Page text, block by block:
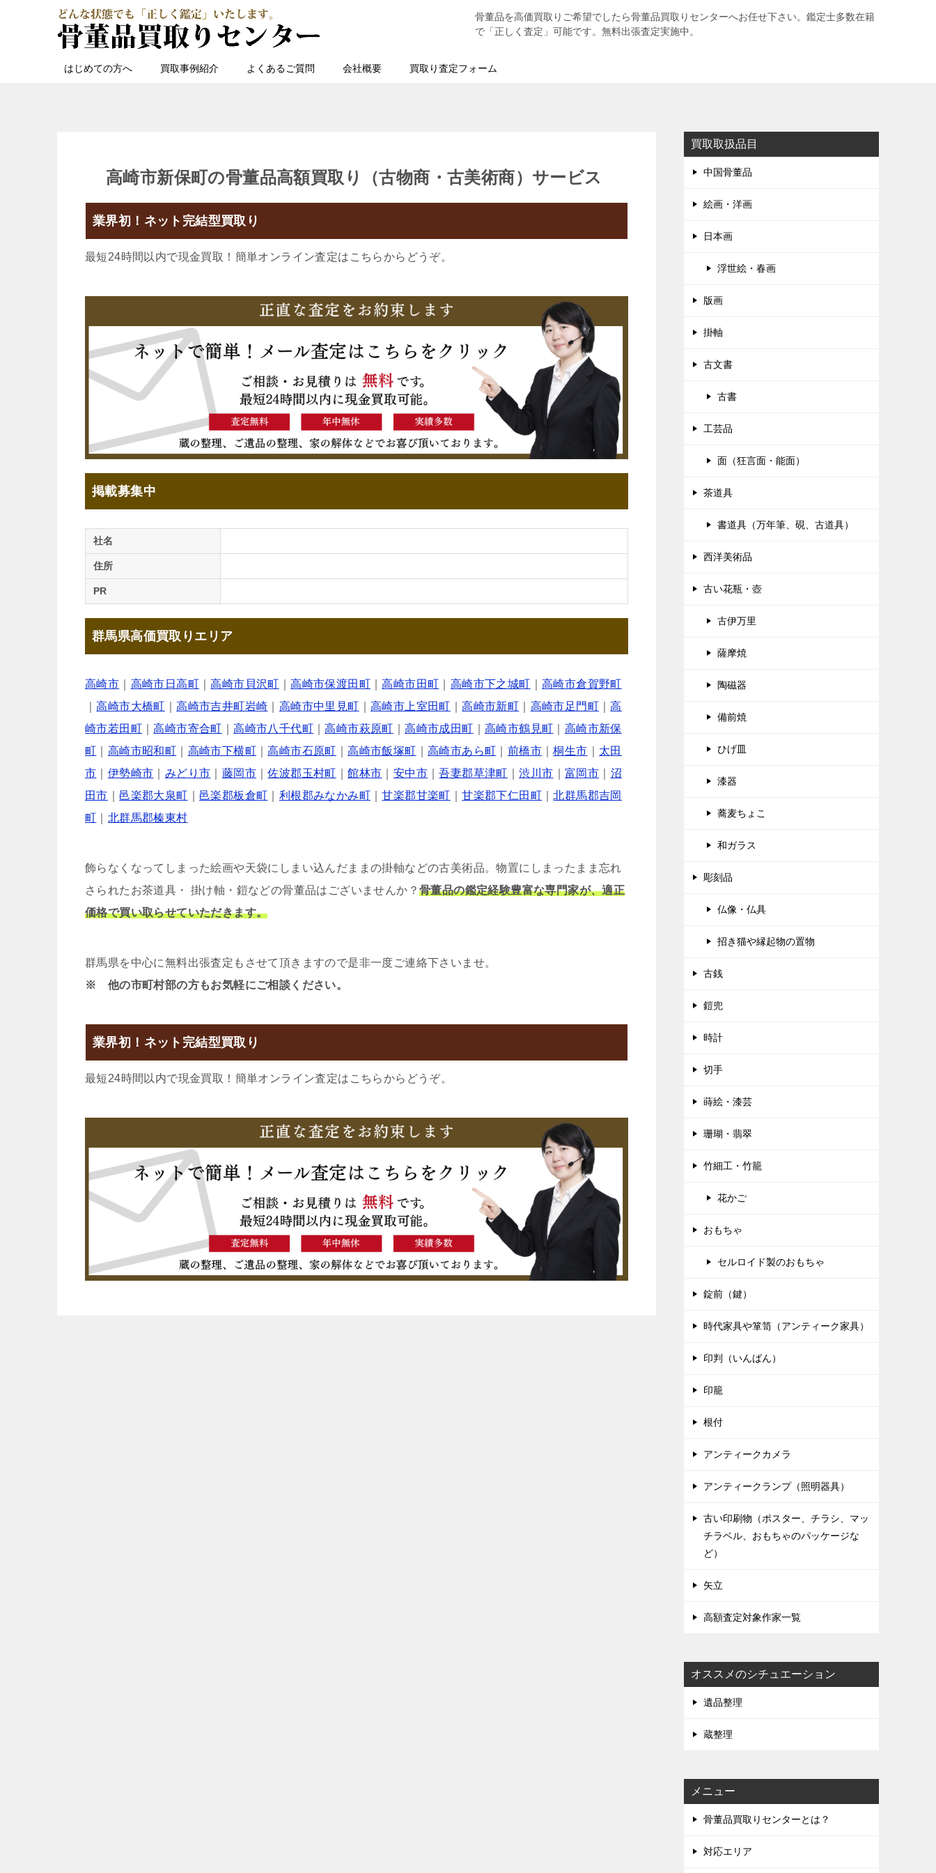
骨董品を高価買取りご希望でしたら骨董品買取りセンターへお任せ下さい。鑑定士多数在籍
で「正しく査定」可能です。無料出張査定実施中。
はじめての方へ 買取事例紹介 よくあるご質問 会社概要 買取り査定フォーム
高崎市新保町の骨董品高額買取り（古物商・古美術商）サービス
業界初！ネット完結型買取り
最短24時間以内で現金買取！簡単オンライン査定はこちらからどうぞ。
掲載募集中
社名
住所
PR
群馬県高価買取りエリア
高崎市 高崎市日高町 ｜高崎市貝沢町 ｜高崎市保渡田町 ｜高崎市田町 高崎市下之城町 ｜高崎市倉賀野町
｜高崎市大橋町 ｜高崎市吉井町岩崎 高崎市中里見町 ｜高崎市上室田町 ｜高崎市新町 高崎市足門町 ｜高
崎市若田町 ｜高崎市寄合町 ｜高崎市八千代町 ｜高崎市萩原町 ｜高崎市成田町 ｜高崎市鶴見町
高崎市新保
町
高崎市昭和町 高崎市下横町 ｜高崎市石原町 ｜高崎市飯塚町 ｜高崎市あら町 前橋市 ｜桐生市
太田
市
伊勢崎市 みどり市 藤岡市 ｜佐波郡玉村町 ｜館林市 安中市 ｜吾妻郡草津町 ｜渋川市 富岡市
沼
田市
邑楽郡大泉町 邑楽郡板倉町 利根郡みなかみ町 ｜甘楽郡甘楽町 ｜甘楽郡下仁田町 ｜北群馬郡吉岡
町
北群馬郡榛東村
飾らなくなってしまった絵画や天袋にしまい込んだままの掛軸などの古美術品。物置にしまったまま忘れ
さられたお茶道具・ 掛け軸・鎧などの骨董品はございませんか？ 骨董品の鑑定経験豊富な専門家が、適正
価格で買い取らせていただきます。
群馬県を中心に無料出張査定もさせて頂きますので是非一度ご連絡下さいませ。
※ 他の市町村部の方もお気軽にご相談ください。
業界初！ネット完結型買取り
最短24時間以内で現金買取！簡単オンライン査定はこちらからどうぞ。
買取取扱品目
中国骨董品
絵画・洋画
日本画
浮世絵・春画
版画
掛軸
古文書
古書
工芸品
面（狂言面・能面）
茶道具
書道具（万年筆、硯、古道具）
西洋美術品
古い花瓶・壺
古伊万里
薩摩焼
陶磁器
備前焼
ひげ皿
漆器
蕎麦ちょこ
和ガラス
彫刻品
仏像・仏具
招き猫や縁起物の置物
古銭
鎧兜
時計
切手
蒔絵・漆芸
珊瑚・翡翠
竹細工・竹籠
花かご
おもちゃ
セルロイド製のおもちゃ
錠前（鍵）
時代家具や箪笥（アンティーク家具）
印判（いんばん）
印籠
根付
アンティークカメラ
アンティークランプ（照明器具）
古い印刷物（ポスター、チラシ、マッ
チラベル、おもちゃのパッケージな
ど）
矢立
高額査定対象作家一覧
オススメのシチュエーション
遺品整理
蔵整理
メニュー
骨董品買取りセンターとは？
対応エリア